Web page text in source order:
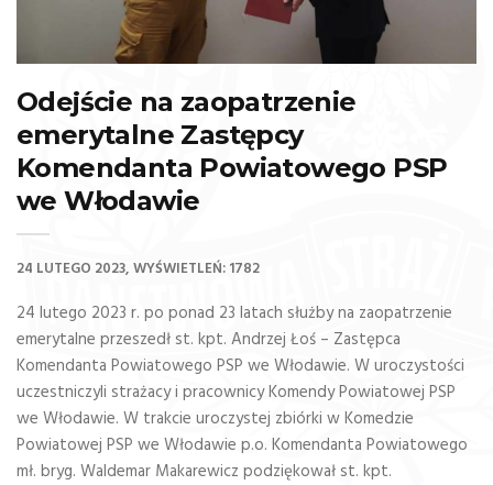
Odejście na zaopatrzenie
emerytalne Zastępcy
Komendanta Powiatowego PSP
we Włodawie
24 LUTEGO 2023 WYŚWIETLEŃ: 1782
24 lutego 2023 r. po ponad 23 latach służby na zaopatrzenie
emerytalne przeszedł st. kpt. Andrzej Łoś – Zastępca
Komendanta Powiatowego PSP we Włodawie. W uroczystości
uczestniczyli strażacy i pracownicy Komendy Powiatowej PSP
we Włodawie. W trakcie uroczystej zbiórki w Komedzie
Powiatowej PSP we Włodawie p.o. Komendanta Powiatowego
mł. bryg. Waldemar Makarewicz podziękował st. kpt.